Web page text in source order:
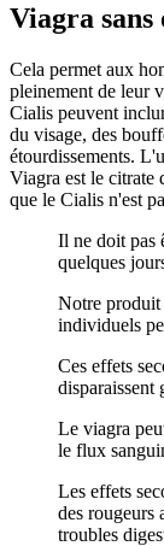
Viagra sans
Cela permet aux
pleinement de leur
Cialis peuvent
du visage, des
étourdissements.
Viagra est le citrate
que le Cialis n'est
Il ne doit pas
quelques
Notre produit
individuels
Ces effets
disparaissent
Le viagra
le flux
Les effets
des rougeurs
troubles